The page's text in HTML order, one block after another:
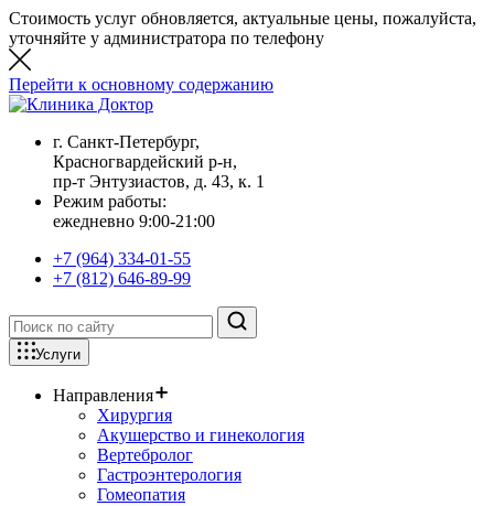
Стоимость услуг обновляется, актуальные цены, пожалуйста,
уточняйте у администратора по телефону
Перейти к основному содержанию
г. Санкт-Петербург,
Красногвардейский р-н,
пр-т Энтузиастов, д. 43, к. 1
Режим работы:
ежедневно 9:00-21:00
+7 (964) 334-01-55
+7 (812) 646-89-99
Услуги
Направления
Хирургия
Акушерство и гинекология
Вертебролог
Гастроэнтерология
Гомеопатия